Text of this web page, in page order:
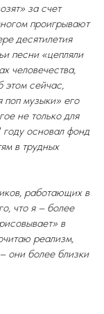
за счет
проигрывают
десятилетия
песни «цепляли
человечества,
этом сейчас,
поп музыки» его
не только для
основал фонд
в трудных
работающих в
что я – более
в
реализм,
они более близки